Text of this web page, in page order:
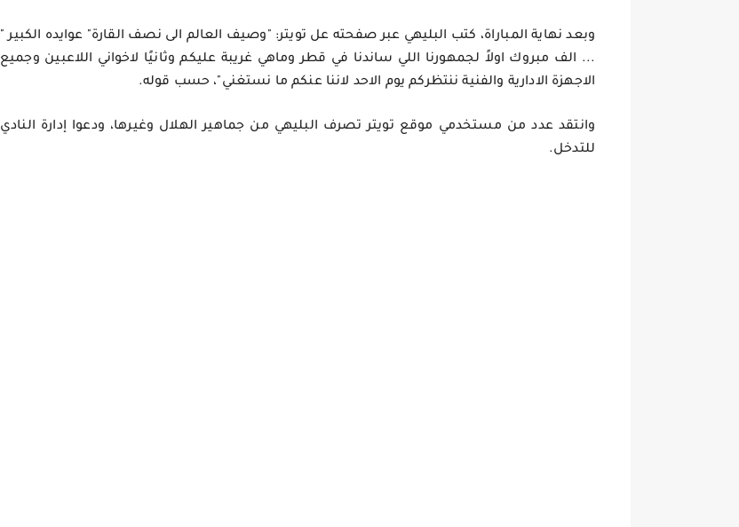
وبعد نهاية المباراة، كتب البليهي عبر صفحته عل تويتر: "وصيف العالم الى نصف القارة" عوايده الكبير "
... الف مبروك اولاً لجمهورنا اللي ساندنا في قطر وماهي غريبة عليكم وثانيًا لاخواني اللاعبين وجميع
الاجهزة الادارية والفنية ننتظركم يوم الاحد لاننا عنكم ما نستغني"، حسب قوله.
وانتقد عدد من مستخدمي موقع تويتر تصرف البليهي من جماهير الهلال وغيرها، ودعوا إدارة النادي
للتدخل.